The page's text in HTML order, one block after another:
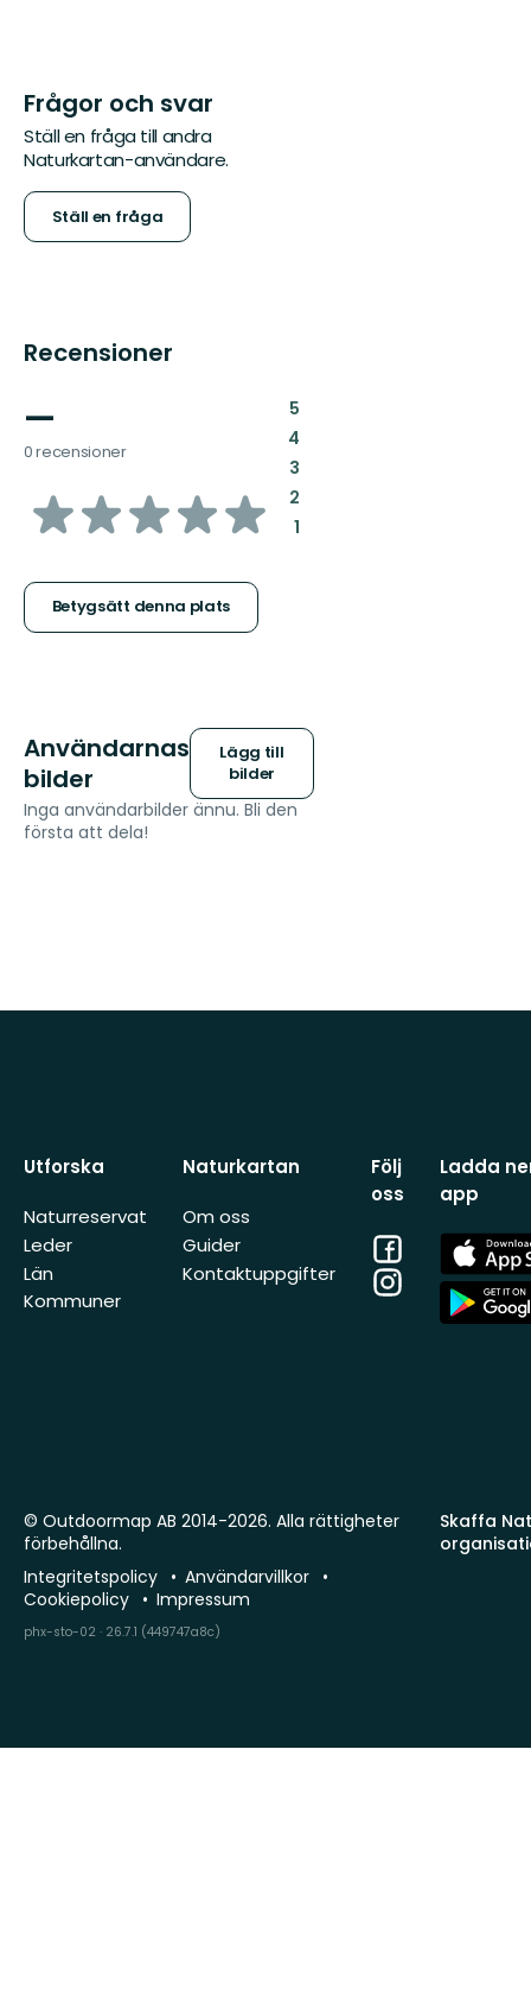
Frågor och svar
Ställ en fråga till andra
Naturkartan-användare.
Ställ en fråga
Recensioner
—
0 recensioner
av
stjärnor
Betygsätt denna plats
5:
4:
3:
2:
1:
Användarnas
bilder
Lägg till
bilder
Inga användarbilder ännu. Bli den
första att dela!
Utforska
Naturreservat
Leder
Län
Kommuner
Naturkartan
Om oss
Guider
Kontaktuppgifter
Följ
oss
Facebook
Instagram
Ladda
app
App
Store
App
Store
Skaffa
© Outdoormap AB 2014-2026. Alla rättigheter
förbehållna.
Integritetspolicy
Användarvillkor
Cookiepolicy
Impressum
phx-sto-02 · 26.7.1 (449747a8c)